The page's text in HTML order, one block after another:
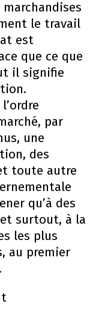
le travail
est
que ce que
il signifie
par
une
des
toute autre
qu’à des
surtout, à la
les plus
au premier